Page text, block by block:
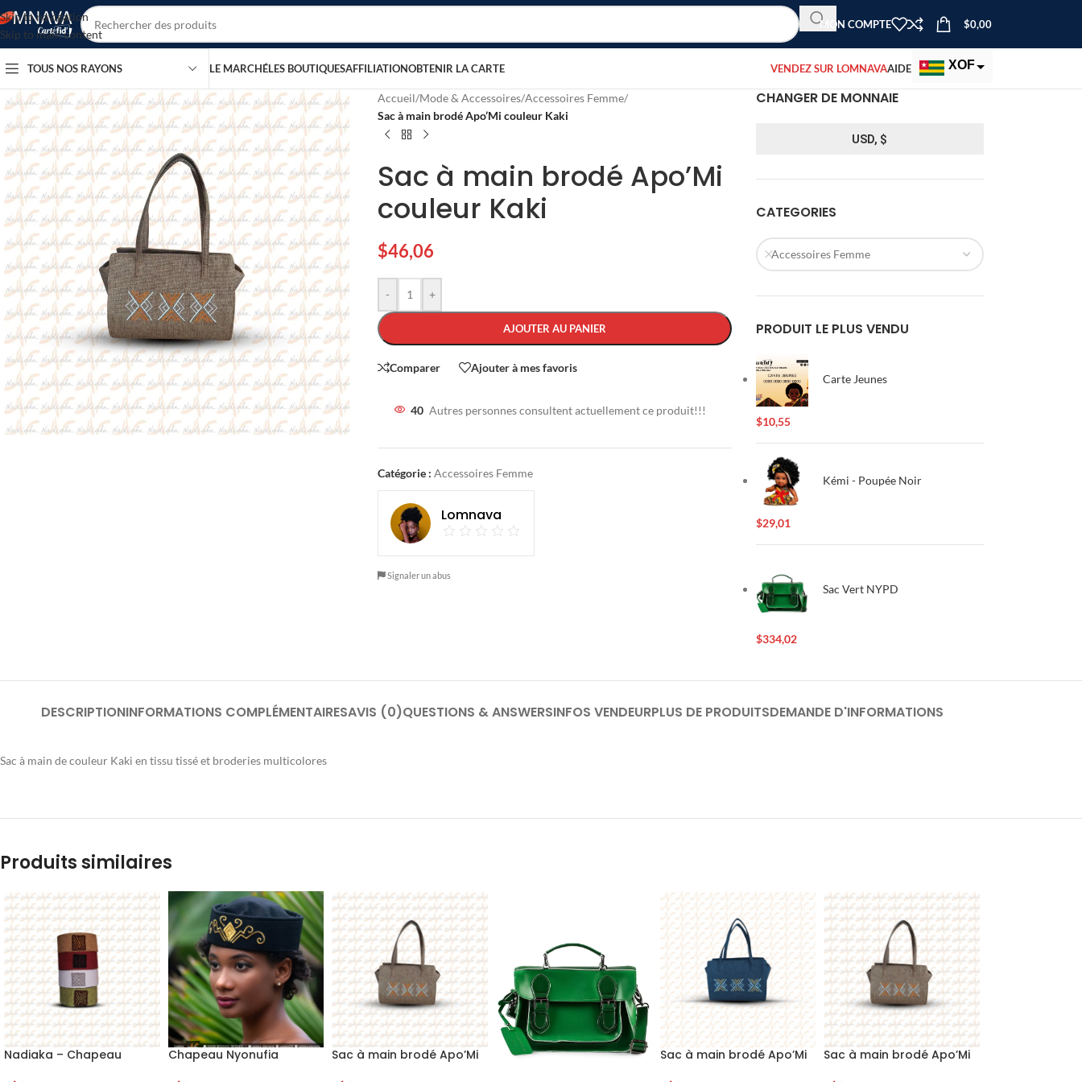
Skip to navigation
Skip to main content
MON COMPTE $0,00
TOUS NOS RAYONS LE MARCHÉLES BOUTIQUESAFFILIATIONOBTENIR LA CARTE VENDEZ SUR LOMNAVAAIDE XOF
Accueil/Mode & Accessoires/Accessoires Femme/
Sac à main brodé Apo’Mi couleur Kaki
Sac à main brodé Apo’Mi
couleur Kaki
$46,06
- +
AJOUTER AU PANIER
Comparer Ajouter à mes favoris
40 Autres personnes consultent actuellement ce produit!!!
Catégorie : Accessoires Femme
Lomnava
Signaler un abus
CHANGER DE MONNAIE
USD, $
CATEGORIES
Accessoires Femme
PRODUIT LE PLUS VENDU
Carte Jeunes
$10,55
Kémi - Poupée Noir
$29,01
Sac Vert NYPD
$334,02
DESCRIPTIONINFORMATIONS COMPLÉMENTAIRESAVIS (0)QUESTIONS & ANSWERSINFOS VENDEURPLUS DE PRODUITSDEMANDE D'INFORMATIONS
Sac à main de couleur Kaki en tissu tissé et broderies multicolores
Produits similaires
Nadiaka – Chapeau
Chapeau Nyonufia Sac à main brodé Apo’Mi
Sac à main brodé Apo’Mi
Sac à main brodé Apo’Mi